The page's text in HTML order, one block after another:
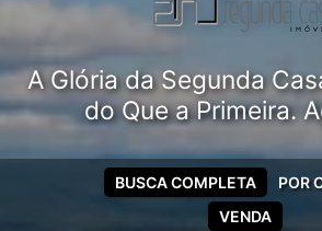
A Glória da Segunda
do Que a Primeira.
VENDA
BUSCA COMPLETA POR